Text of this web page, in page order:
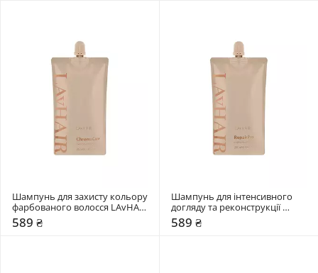
Шампунь для захисту кольору
фарбованого волосся LAvHAIR
ChromaCare
589 ₴
Шампунь для інтенсивного
догляду та реконструкції
пошкодженого волосся
LAvHAIR RepairPro
589 ₴